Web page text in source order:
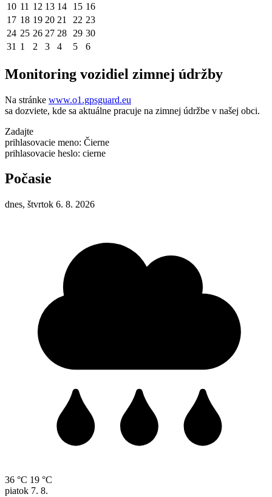
10 11 12 13 14 15 16
17 18 19 20 21 22 23
24 25 26 27 28 29 30
31 1 2 3 4 5 6
Monitoring vozidiel zimnej údržby
Na stránke www.o1.gpsguard.eu
sa dozviete, kde sa aktuálne pracuje na zimnej údržbe v našej obci.
Zadajte
prihlasovacie meno: Čierne
prihlasovacie heslo: cierne
Počasie
dnes, štvrtok 6. 8. 2026
36 °C 19 °C
piatok 7. 8.